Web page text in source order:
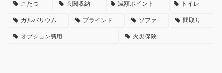
こたつ 玄関収納 減額ポイント トイレ
ガルバリウム ブラインド ソファ 間取り
オプション費用 火災保険